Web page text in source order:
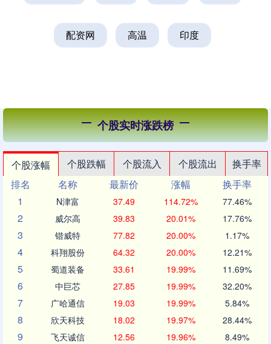
配资网 高温 印度
个股实时涨跌榜
个股涨幅 个股跌幅 个股流入 个股流出
换手率
排名
名称 最新价 涨幅
换手率
1
N津富 37.49 114.72% 77.46%
2 威尔高 39.83 20.01% 17.76%
3 锴威特 77.82 20.00% 1.17%
4 科翔股份 64.32 20.00% 12.21%
5 蜀道装备 33.61 19.99% 11.69%
6 中巨芯 27.85 19.99% 32.20%
7 广哈通信 19.03 19.99% 5.84%
8 欣天科技 18.02 19.97% 28.44%
9 飞天诚信 12.56 19.96% 8.49%